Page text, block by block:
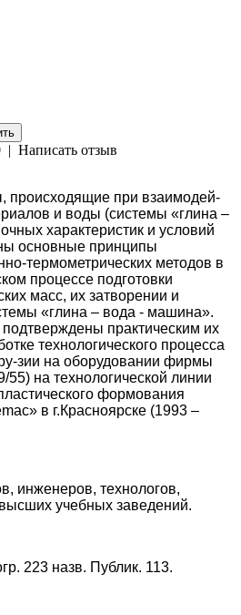
| Написать отзыв
происходящие при взаимодей-
и воды (системы «глина –
характеристик и условий
основные принципы
термометрических методов в
процессе подготовки
масс, их затворении и
«глина – вода - машина».
практическим их
технологического процесса
зии на оборудовании фирмы
55) на технологической линии
формования
в г.Красноярске (1993 –
инженеров, технологов,
учебных заведений.
223 назв. Публик. 113.